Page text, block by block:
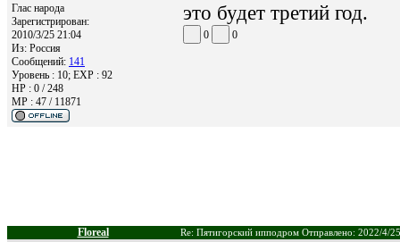
Глас народа
Зарегистрирован:
2010/3/25 21:04
Из: Россия
Сообщений: 141
Уровень : 10; EXP : 92
HP : 0 / 248
MP : 47 / 11871
это будет третий год.
0 0
Floreal Re: Пятигорский ипподром Отправлено: 2022/4/